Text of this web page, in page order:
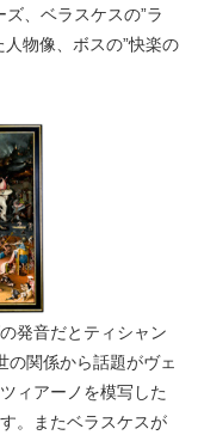
ズ、ベラスケスの”ラ
物像、ボスの”快楽の
発音だとティシャン
の関係から話題がヴェ
ィアーノを模写した
。またベラスケスが